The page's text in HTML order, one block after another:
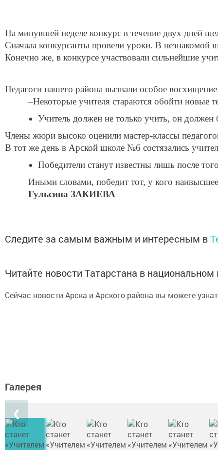
На минувшей неделе конкурс в течение двух дней
Сначала конкурсанты провели уроки. В незнакомой
Конечно же, в конкурсе участвовали сильнейшие
Педагоги нашего района вызвали особое
–Некоторые учителя стараются обойти новые
Учитель должен не только учить, он
Члены жюри высоко оценили мастер-классы
В тот же день в Арской школе №6 состязались
Победители станут известны лишь после
Иными словами, победит тот, у кого
Гульсина ЗАКИЕВА
Следите за самым важным и интересным в
Читайте новости Татарстана в
Сейчас новости Арска и Арского района вы можете
Галерея
❮